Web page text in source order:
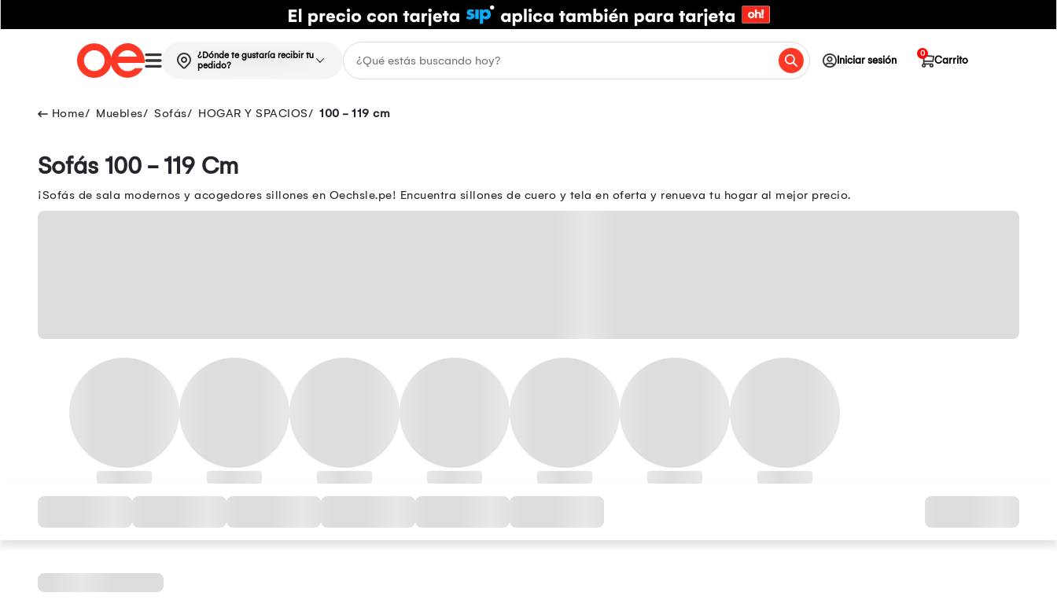
¿Dónde te gustaría recibir tu
pedido?
Iniciar sesión Carrito
0
Muebles Sofás HOGAR Y SPACIOS 100 - 119 cm
Sofás 100 - 119 Cm
¡Sofás de sala modernos y acogedores sillones en Oechsle.pe! Encuentra sillones de cuero y tela en oferta y renueva tu hogar al mejor precio.